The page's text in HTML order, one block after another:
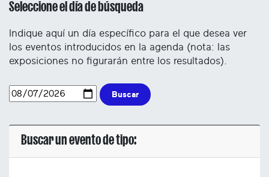
Seleccione el día de búsqueda
Indique aquí un día específico para el que desea ver
los eventos introducidos en la agenda (nota: las
exposiciones no figurarán entre los resultados).
Buscar
Buscar un evento de tipo: